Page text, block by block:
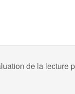
de la lecture